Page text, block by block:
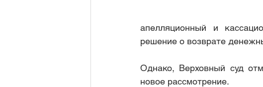
дивиденды по акциям признание
Рубрика 1
апелляционный и
решение о возврате
Однако, Верховный суд
новое рассмотрение.